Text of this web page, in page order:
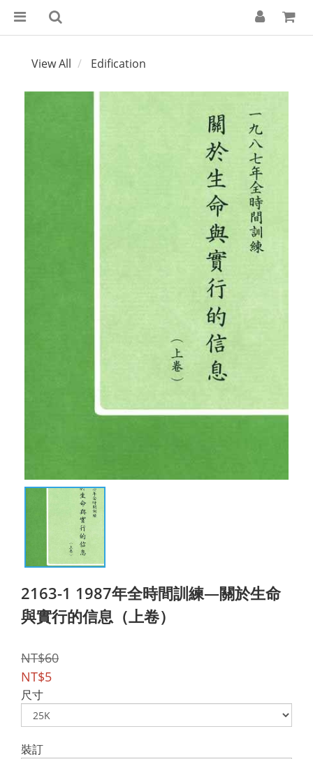
View All Edification
2163-1 1987年全時間訓練—關於生命
與實行的信息（上卷）
NT$60
NT$5
尺寸
裝訂